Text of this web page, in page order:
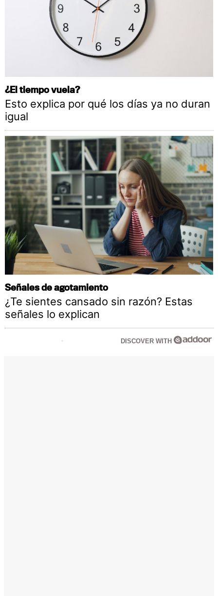
¿El tiempo vuela?
Esto explica por qué los días ya no duran
igual
Señales de agotamiento
¿Te sientes cansado sin razón? Estas
señales lo explican
DISCOVER WITH